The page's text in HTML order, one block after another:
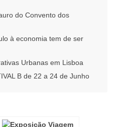
do Convento dos
à economia tem de ser
Urbanas em Lisboa
B de 22 a 24 de Junho